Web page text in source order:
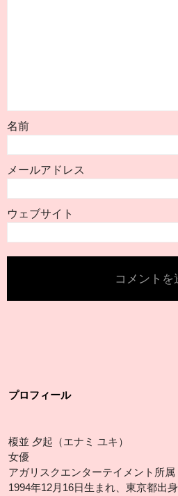
名前
メールアドレス
ウェブサイト
プロフィール
榎並 夕起（エナミ ユキ）
女優
アガリスクエンターテイメント所属
1994年12月16日生まれ、東京都出身